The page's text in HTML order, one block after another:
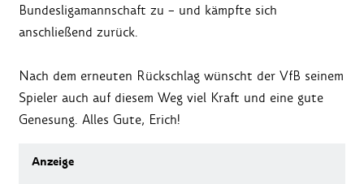
Bundesligamannschaft zu – und kämpfte sich
anschließend zurück.
Nach dem erneuten Rückschlag wünscht der VfB seinem
Spieler auch auf diesem Weg viel Kraft und eine gute
Genesung. Alles Gute, Erich!